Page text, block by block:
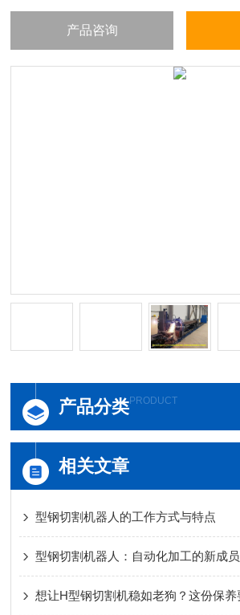
产品咨询
产品分类PRODUCT
相关文章
型钢切割机器人的工作方式与特点
型钢切割机器人：自动化加工的新成员